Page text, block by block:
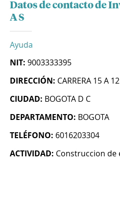
Datos de contacto de
A S
Ayuda
NIT: 9003333395
DIRECCIÓN: CARRERA 15 A
CIUDAD: BOGOTA D C
DEPARTAMENTO: BOGOTA
TELÉFONO: 6016203304
ACTIVIDAD: Construccion de